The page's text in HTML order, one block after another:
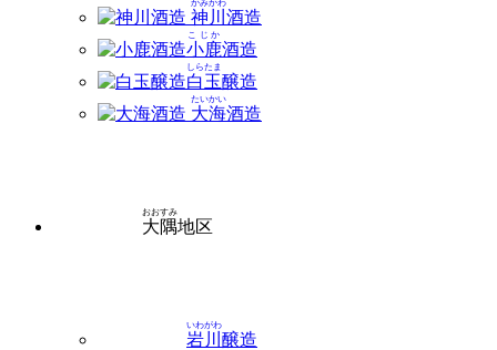
神川
かみかわ
酒造
小鹿
こじか
酒造
白玉
しらたま
醸造
大海
たいかい
酒造
大隅
おおすみ
地区
岩川
いわがわ
醸造